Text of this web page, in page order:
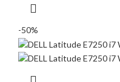
-50%